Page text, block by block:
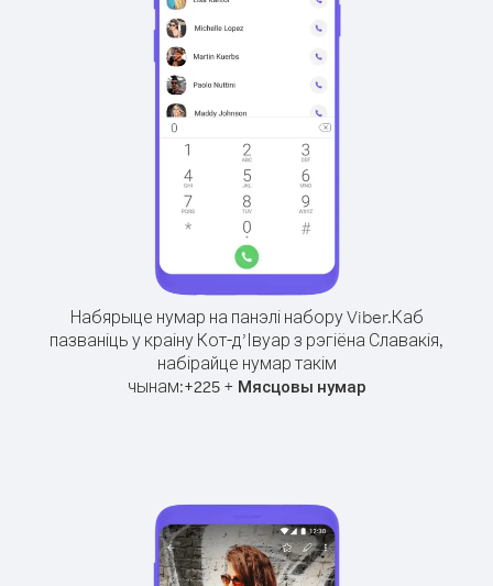
Набярыце нумар на панэлі набору Viber.Каб
пазваніць у краіну Кот-д’Івуар з рэгіёна Славакія,
набірайце нумар такім
чынам:+225+ Мясцовы нумар